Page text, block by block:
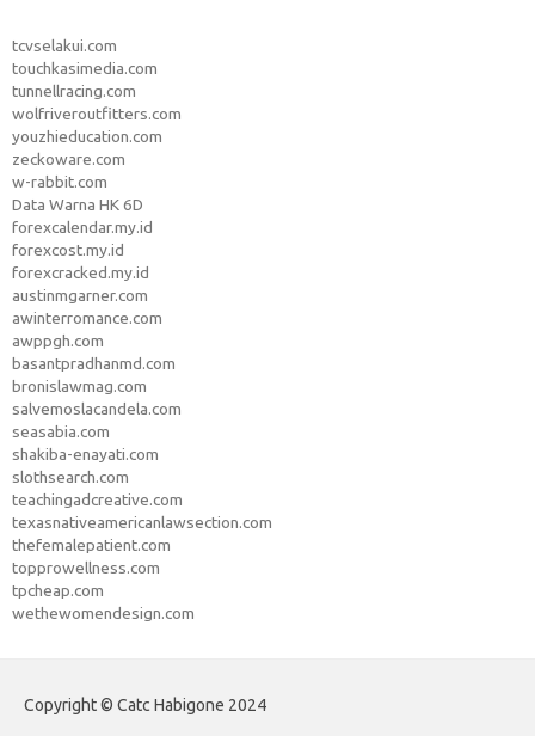
tcvselakui.com
touchkasimedia.com
tunnellracing.com
wolfriveroutfitters.com
youzhieducation.com
zeckoware.com
w-rabbit.com
Data Warna HK 6D
forexcalendar.my.id
forexcost.my.id
forexcracked.my.id
austinmgarner.com
awinterromance.com
awppgh.com
basantpradhanmd.com
bronislawmag.com
salvemoslacandela.com
seasabia.com
shakiba-enayati.com
slothsearch.com
teachingadcreative.com
texasnativeamericanlawsection.com
thefemalepatient.com
topprowellness.com
tpcheap.com
wethewomendesign.com
Copyright © Catc Habigone 2024